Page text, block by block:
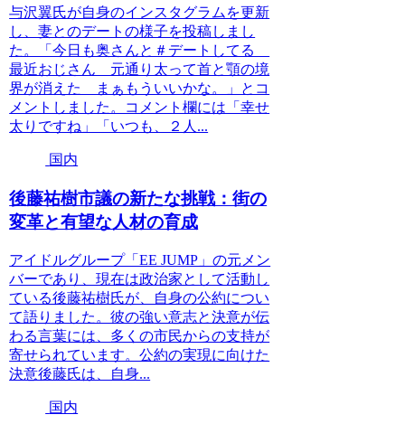
与沢翼氏が自身のインスタグラムを更新
し、妻とのデートの様子を投稿しまし
た。「今日も奥さんと＃デートしてる
最近おじさん 元通り太って首と顎の境
界が消えた まぁもういいかな。」とコ
メントしました。コメント欄には「幸せ
太りですね」「いつも、２人...
国内
後藤祐樹市議の新たな挑戦：街の
変革と有望な人材の育成
アイドルグループ「EE JUMP」の元メン
バーであり、現在は政治家として活動し
ている後藤祐樹氏が、自身の公約につい
て語りました。彼の強い意志と決意が伝
わる言葉には、多くの市民からの支持が
寄せられています。公約の実現に向けた
決意後藤氏は、自身...
国内